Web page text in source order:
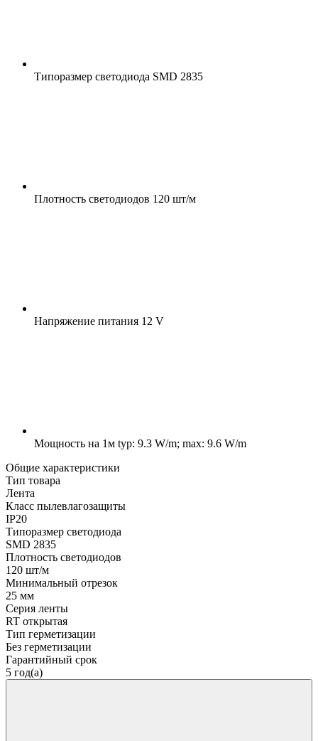
Типоразмер светодиода SMD 2835
Плотность светодиодов 120 шт/м
Напряжение питания 12 V
Мощность на 1м typ: 9.3 W/m; max: 9.6 W/m
Общие характеристики
Тип товара
Лента
Класс пылевлагозащиты
IP20
Типоразмер светодиода
SMD 2835
Плотность светодиодов
120 шт/м
Минимальный отрезок
25 мм
Серия ленты
RT открытая
Тип герметизации
Без герметизации
Гарантийный срок
5 год(а)